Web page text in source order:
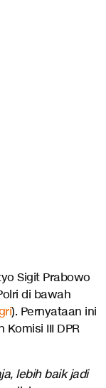
Sigit Prabowo
di bawah
). Pernyataan ini
III DPR
lebih baik jadi